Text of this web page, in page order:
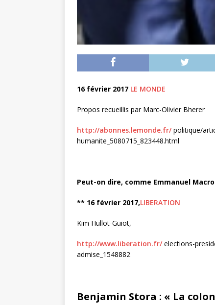
16 février 2017 LE MONDE
Propos recueillis par Marc-Olivier Bherer
http://abonnes.lemonde.fr/politique/
humanite_5080715_823448.html
Peut-on dire, comme Emmanuel
** 16 février 2017​,​LIBERATION
Kim Hullot-Guiot,
http://www.liberation.fr/elections-
admise_1548882
Benjamin Stora : « La